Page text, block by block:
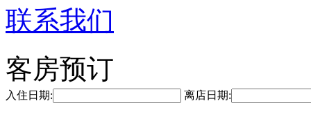
联系我们
客房预订
入住日期: 离店日期: